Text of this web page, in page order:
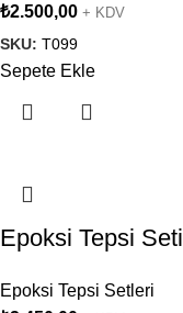
₺2.500,00 + KDV
SKU: T099
Sepete Ekle
Epoksi Tepsi Seti
Epoksi Tepsi Setleri